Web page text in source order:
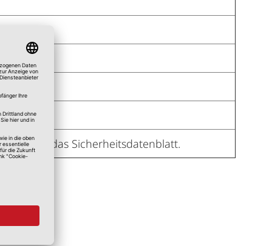
und das Sicherheitsdatenblatt.